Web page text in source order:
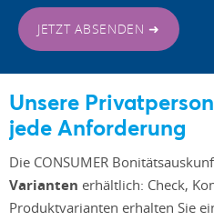
JETZT ABSENDEN ➜
Unsere
jede Anforderung
Die CONSUMER
Varianten erhältlich: Check,
Produktvarianten erhalten Sie